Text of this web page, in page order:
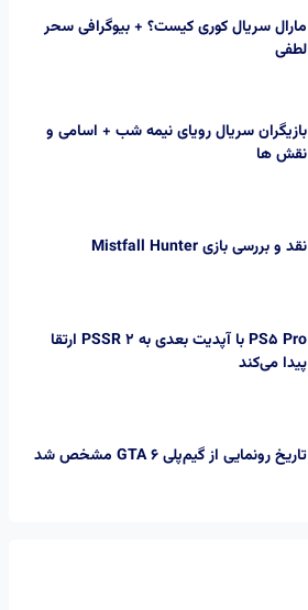
مارال سریال کوری کیست؟ + بیوگرافی سحر
لطفی
بازیگران سریال رویای نیمه شب + اسامی و
نقش ها
نقد و بررسی بازی Mistfall Hunter
PS5 Pro با آپدیت بعدی به PSSR 2 ارتقا
پیدا می‌کند
تاریخ رونمایی از گیم‌پلی GTA 6 مشخص شد